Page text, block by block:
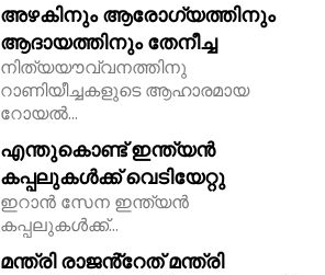
അഴകിനും ആരോഗ്യത്തിനും
ആദായത്തിനും തേനീച്ച
നിത്യയൗവ്വനത്തിനു
റാണിയീച്ചകളുടെ ആഹാരമായ
റോയല്‍...
എന്തുകൊണ്ട് ഇന്ത്യൻ
കപ്പലുകൾക്ക് വെടിയേറ്റു
ഇറാൻ സേന ഇന്ത്യൻ
കപ്പലുകൾക്ക്...
മന്ത്രി രാജൻ്റേത് മന്ത്രി